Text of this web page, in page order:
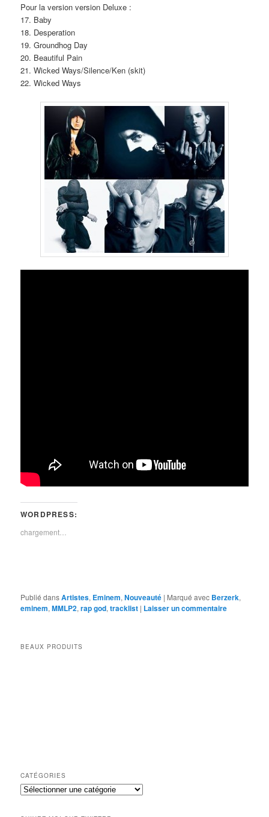
Pour la version version Deluxe :
17. Baby
18. Desperation
19. Groundhog Day
20. Beautiful Pain
21. Wicked Ways/Silence/Ken (skit)
22. Wicked Ways
WORDPRESS:
chargement…
Publié dansArtistes, Eminem,Nouveauté | Marqué avec Berzerk,
eminem,MMLP2,rap god,tracklist | Laisser un commentaire
BEAUX PRODUITS
CATÉGORIES
Catégories